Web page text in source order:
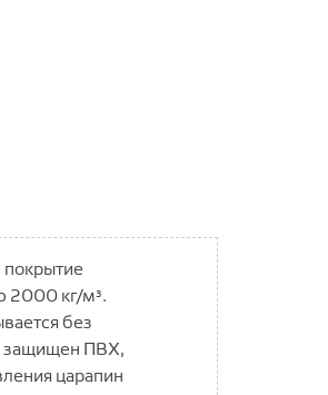
2000 кг/м³.
без
защищен ПВХ,
царапин